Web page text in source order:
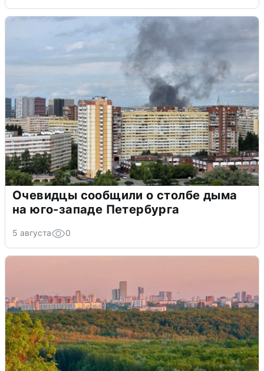
Очевидцы сообщили о столбе дыма
на юго-западе Петербурга
5 августа 0